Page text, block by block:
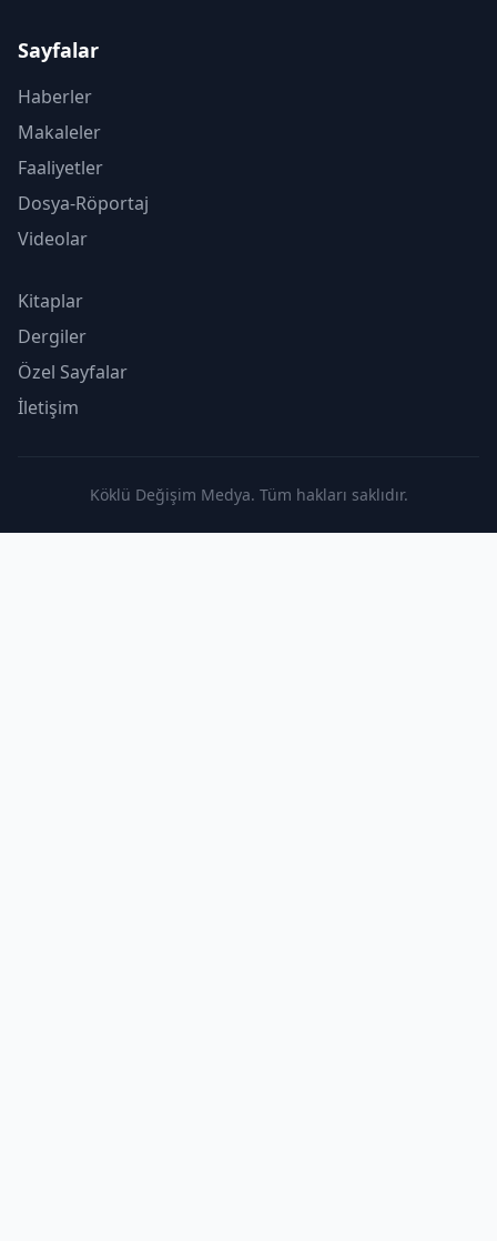
Sayfalar
Haberler
Makaleler
Faaliyetler
Dosya-Röportaj
Videolar
Kitaplar
Dergiler
Özel Sayfalar
İletişim
Köklü Değişim Medya. Tüm hakları saklıdır.